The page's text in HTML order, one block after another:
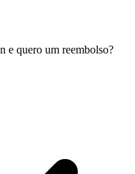
e quero um reembolso?